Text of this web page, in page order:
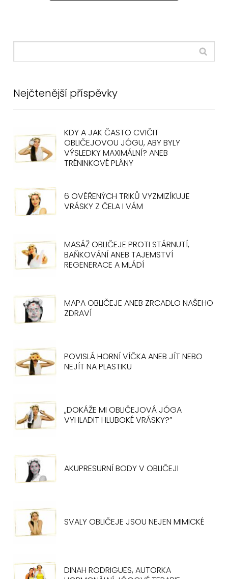
Nejčtenější příspěvky
KDY A JAK ČASTO CVIČIT
OBLIČEJOVOU JÓGU, ABY BYLY
VÝSLEDKY MAXIMÁLNÍ? ANEB
TRÉNINKOVÉ PLÁNY
6 OVĚŘENÝCH TRIKŮ VYZMIZÍKUJE
VRÁSKY Z ČELA I VÁM
MASÁŽ OBLIČEJE PROTI STÁRNUTÍ,
BAŇKOVÁNÍ ANEB TAJEMSTVÍ
REGENERACE A MLÁDÍ
MAPA OBLIČEJE ANEB ZRCADLO NAŠEHO
ZDRAVÍ
POVISLÁ HORNÍ VÍČKA ANEB JÍT NEBO
NEJÍT NA PLASTIKU
„DOKÁŽE MI OBLIČEJOVÁ JÓGA
VYHLADIT HLUBOKÉ VRÁSKY?”
AKUPRESURNÍ BODY V OBLIČEJI
SVALY OBLIČEJE JSOU NEJEN MIMICKÉ
DINAH RODRIGUES, AUTORKA